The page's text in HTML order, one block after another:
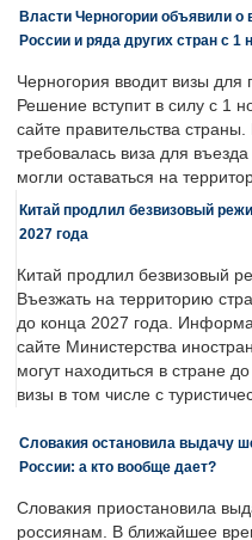
Власти Черногории объявили о
России и ряда других стран с 1
Черногория вводит визы для
Решение вступит в силу с 1
сайте правительства
требовалась виза для
могли оставаться на
Китай продлил безвизовый
2027 года
Китай продлил безвизовый
Въезжать на территорию
до конца 2027 года.
сайте Министерства
могут находиться в стране
визы в том числе с
Словакия остановила выдачу
России: а кто вообще дает?
Словакия приостановила
россиянам. В ближайшее